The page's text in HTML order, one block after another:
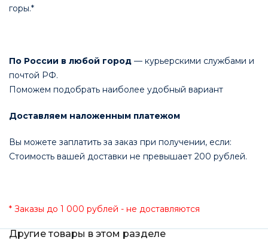
горы.*
По России в любой город — курьерскими службами и
почтой РФ.
Поможем подобрать наиболее удобный вариант
Доставляем наложенным платежом
Вы можете заплатить за заказ при получении, если:
Стоимость вашей доставки не превышает 200 рублей.
* Заказы до 1 000 рублей - не доставляются
Другие товары в этом разделе